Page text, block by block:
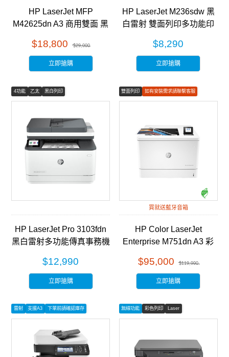
HP LaserJet MFP
M42625dn A3 商用雙面 黑
(8AF52A)
$18,800 $29,000
立即搶購
HP LaserJet M236sdw 黑
白雷射 雙面列印多功能印
$8,290
立即搶購
4功能 乙太 黑白列印
HP LaserJet Pro 3103fdn
黑白雷射多功能傳真事務機
$12,990
立即搶購
雙面列印
如有安裝需求請聯繫客服
彩色列印
買就送藍牙音箱
HP Color LaserJet
Enterprise M751dn A3 彩
$95,000 $119,990
立即搶購
雷射 支援A3 下單前請確認庫存 無線功能 彩色列印 Laser